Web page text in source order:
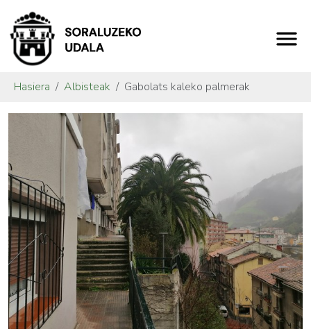
Hasiera Albisteak Gabolats kaleko palmerak